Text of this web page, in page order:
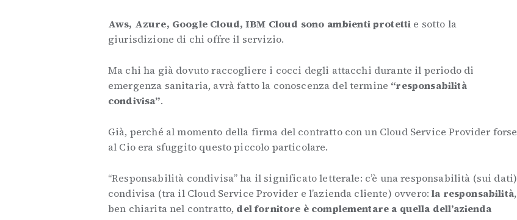
Aws, Azure, Google Cloud, IBM Cloud sono ambienti protetti e sotto la
giurisdizione di chi offre il servizio.
Ma chi ha già dovuto raccogliere i cocci degli attacchi durante il periodo di
emergenza sanitaria, avrà fatto la conoscenza del termine “responsabilità
condivisa”.
Già, perché al momento della firma del contratto con un Cloud Service Provider forse
al Cio era sfuggito questo piccolo particolare.
“Responsabilità condivisa” ha il significato letterale: c’è una responsabilità (sui dati)
condivisa (tra il Cloud Service Provider e l’azienda cliente) ovvero:la responsabilità,
ben chiarita nel contratto, del fornitore è complementare a quella dell’azienda